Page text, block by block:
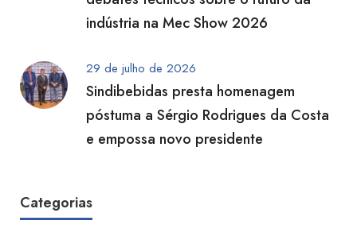
indústria na Mec Show 2026
29 de julho de 2026
Sindibebidas presta homenagem
póstuma a Sérgio Rodrigues da Costa
e empossa novo presidente
Categorias